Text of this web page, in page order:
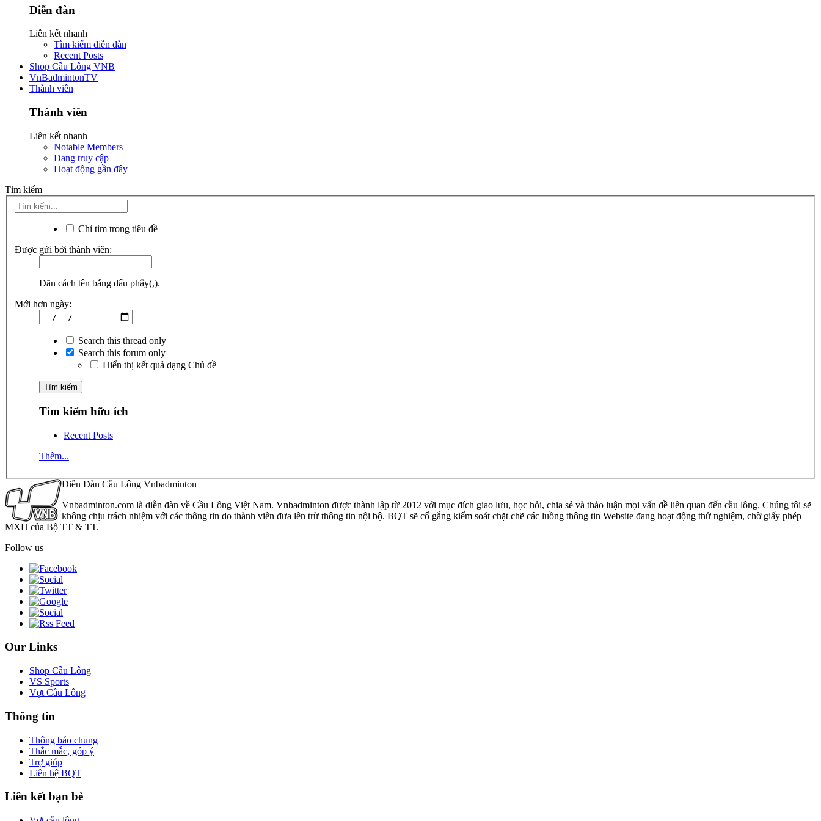
Diễn đàn
Liên kết nhanh
Tìm kiếm diễn đàn
Recent Posts
Shop Cầu Lông VNB
VnBadmintonTV
Thành viên
Thành viên
Liên kết nhanh
Notable Members
Đang truy cập
Hoạt động gần đây
Tìm kiếm
Chỉ tìm trong tiêu đề
Được gửi bởi thành viên:
Dãn cách tên bằng dấu phẩy(,).
Mới hơn ngày:
Search this thread only
Search this forum only
Hiển thị kết quả dạng Chủ đề
Tìm kiếm hữu ích
Recent Posts
Thêm...
Diễn Đàn Cầu Lông Vnbadminton
Vnbadminton.com là diễn đàn về Cầu Lông Việt Nam. Vnbadminton được thành lập từ 2012 với mục đích giao lưu, học hỏi, chia sẻ và thảo luận mọi vấn đề liên quan đến cầu lông. Chúng tôi sẽ
không chịu trách nhiệm với các thông tin do thành viên đưa lên trừ thông tin nội bộ. BQT sẽ cố gắng kiểm soát chặt chẽ các luồng thông tin Website đang hoạt động thử nghiệm, chờ giấy phép
MXH của Bộ TT & TT.
Follow us
Our Links
Shop Cầu Lông
VS Sports
Vợt Cầu Lông
Thông tin
Thông báo chung
Thắc mắc, góp ý
Trợ giúp
Liên hệ BQT
Liên kết bạn bè